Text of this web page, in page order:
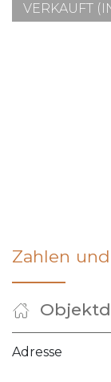
VERKAUFT
Zahlen
Adresse